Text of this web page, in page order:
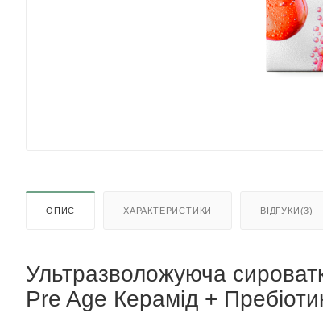
ОПИС ХАРАКТЕРИСТИКИ ВІДГУКИ(3)
Ультразволожуюча
Pre Age Керамід +